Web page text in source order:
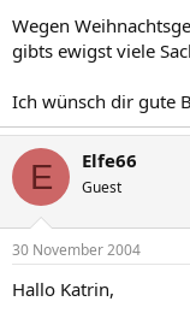
Wegen
gibts ewigst viele
Ich wünsch dir gute
E Elfe66
Guest
30 November 2004
Hallo Katrin,